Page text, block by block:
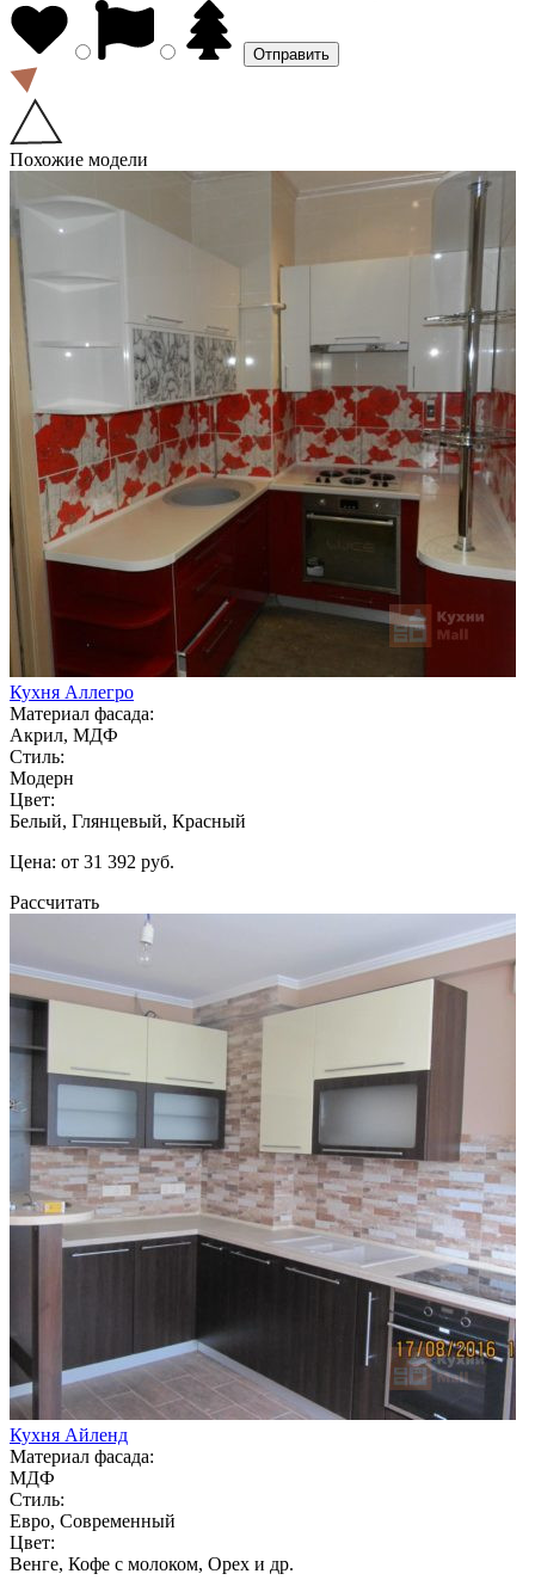
Похожие модели
Кухня Аллегро
Материал фасада:
Акрил, МДФ
Стиль:
Модерн
Цвет:
Белый, Глянцевый, Красный
Цена: от 31 392 руб.
Рассчитать
Кухня Айленд
Материал фасада:
МДФ
Стиль:
Евро, Современный
Цвет:
Венге, Кофе с молоком, Орех и др.